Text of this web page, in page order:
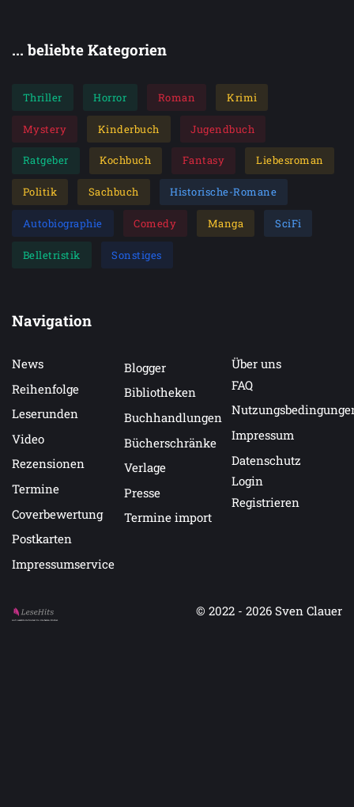
... beliebte Kategorien
Thriller Horror Roman Krimi
Mystery Kinderbuch Jugendbuch
Ratgeber Kochbuch Fantasy Liebesroman
Politik Sachbuch Historische-Romane
Autobiographie Comedy Manga SciFi
Belletristik Sonstiges
Navigation
News
Reihenfolge
Leserunden
Video
Rezensionen
Termine
Coverbewertung
Postkarten
Impressumservice
Blogger
Bibliotheken
Buchhandlungen
Bücherschränke
Verlage
Presse
Termine import
Über uns
FAQ
Impressum
Datenschutz
Login
Registrieren
Auf LeseHits.de findest Du die besten Bücher.
© 2022 - 2026 Sven Clauer